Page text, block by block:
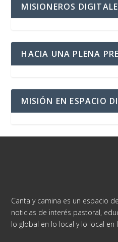
MISIONEROS
HACIA UNA PLENA
MISIÓN EN ESPACIO
Canta y camina es un espacio
noticias de interés pastoral,
lo global en lo local y lo local en